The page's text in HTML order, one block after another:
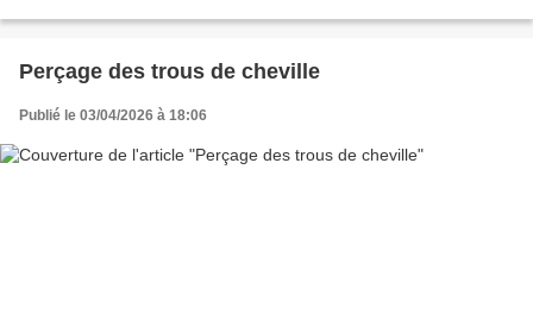
Perçage des trous de cheville
Publié le 03/04/2026 à 18:06